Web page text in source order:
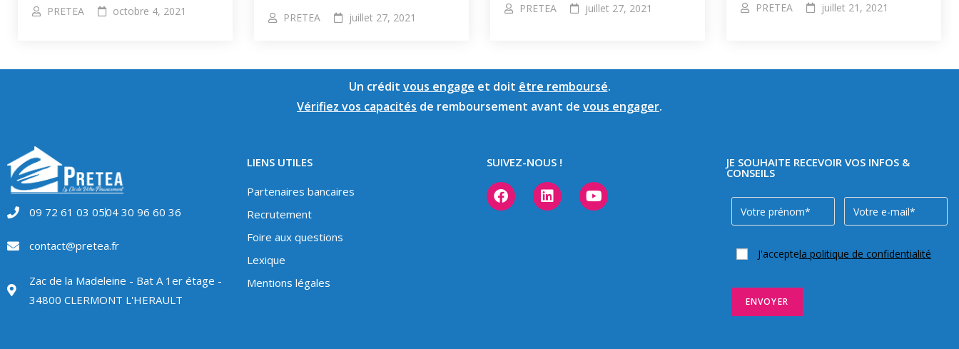
PRETEA octobre 4, 2021 PRETEA juillet 27, 2021
PRETEA juillet 27, 2021 PRETEA juillet 21, 2021
Un crédit vous engage et doit être remboursé.
Vérifiez vos capacités de remboursement avant de vous engager.
09 72 61 03 0504 30 96 60 36
contact@pretea.fr
Zac de la Madeleine - Bat A 1er étage -
34800 CLERMONT L'HERAULT
LIENS UTILES
Partenaires bancaires
Recrutement
Foire aux questions
Lexique
Mentions légales
SUIVEZ-NOUS ! JE SOUHAITE RECEVOIR VOS INFOS &
CONSEILS
J'acceptela politique de confidentialité